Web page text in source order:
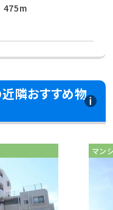
475m
隣おすすめ物
マン